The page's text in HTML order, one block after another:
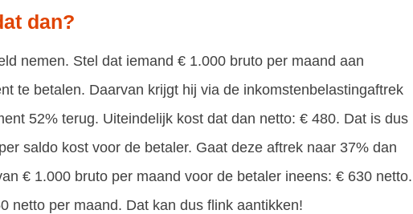
dan?
nemen. Stel dat iemand € 1.000 bruto per maand aan
te betalen. Daarvan krijgt hij via de inkomstenbelastingaftrek
52% terug. Uiteindelijk kost dat dan netto: € 480. Dat is dus
saldo kost voor de betaler. Gaat deze aftrek naar 37% dan
€ 1.000 bruto per maand voor de betaler ineens: € 630 netto.
netto per maand. Dat kan dus flink aantikken!